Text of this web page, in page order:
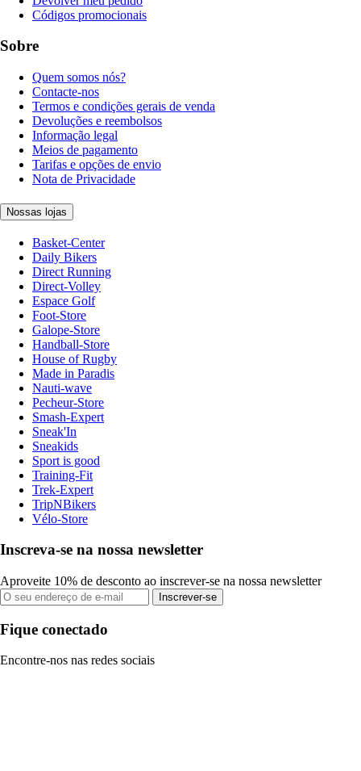
Códigos promocionais
Sobre
Quem somos nós?
Contacte-nos
Termos e condições gerais de venda
Devoluções e reembolsos
Informação legal
Meios de pagamento
Tarifas e opções de envio
Nota de Privacidade
Nossas lojas
Basket-Center
Daily Bikers
Direct Running
Direct-Volley
Espace Golf
Foot-Store
Galope-Store
Handball-Store
House of Rugby
Made in Paradis
Nauti-wave
Pecheur-Store
Smash-Expert
Sneak'In
Sneakids
Sport is good
Training-Fit
Trek-Expert
TripNBikers
Vélo-Store
Inscreva-se na nossa newsletter
Aproveite 10% de desconto ao inscrever-se na nossa newsletter
Inscrever-se
Fique conectado
Encontre-nos nas redes sociais